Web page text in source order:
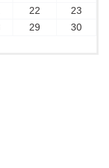
22
23
29
30